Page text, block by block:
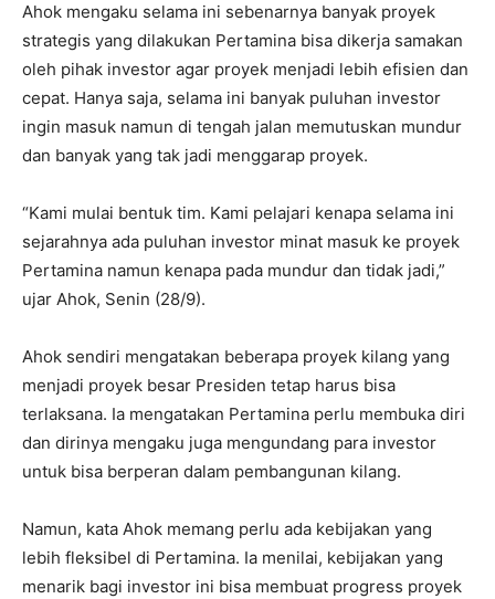
Ahok mengaku selama ini sebenarnya banyak proyek
strategis yang dilakukan Pertamina bisa dikerja samakan
oleh pihak investor agar proyek menjadi lebih efisien dan
cepat. Hanya saja, selama ini banyak puluhan investor
ingin masuk namun di tengah jalan memutuskan mundur
dan banyak yang tak jadi menggarap proyek.
“Kami mulai bentuk tim. Kami pelajari kenapa selama ini
sejarahnya ada puluhan investor minat masuk ke proyek
Pertamina namun kenapa pada mundur dan tidak jadi,”
ujar Ahok, Senin (28/9).
Ahok sendiri mengatakan beberapa proyek kilang yang
menjadi proyek besar Presiden tetap harus bisa
terlaksana. Ia mengatakan Pertamina perlu membuka diri
dan dirinya mengaku juga mengundang para investor
untuk bisa berperan dalam pembangunan kilang.
Namun, kata Ahok memang perlu ada kebijakan yang
lebih fleksibel di Pertamina. Ia menilai, kebijakan yang
menarik bagi investor ini bisa membuat progress proyek